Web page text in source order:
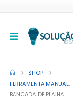
SHOP
FERRAMENTA MANUAL,
BANCADA DE PLAINA